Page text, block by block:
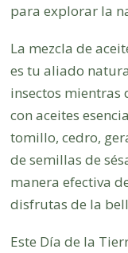
para explorar la
La mezcla de
es tu aliado
insectos
con aceites
tomillo, cedro,
de semillas de
manera efectiva
disfrutas de la
Este Día de la